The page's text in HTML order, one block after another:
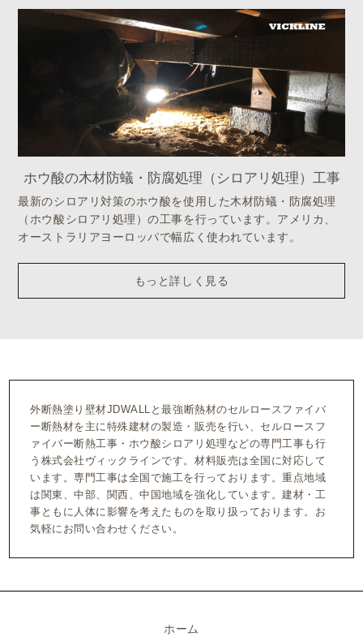
ホウ酸の木材防蟻・防腐処理（シロアリ処理）工事
最新のシロアリ対策のホウ酸を使用した木材防蟻・防腐処理
（ホウ酸シロアリ処理）の工事を行っています。アメリカ、
オーストラリアヨーロッパで幅広く使われています。
もっと詳しく見る
外断熱塗り壁材JDWALLと最強断熱材のセルロースファイバ
ー断熱材を主に特殊建材の製造・販売を行い、セルロースフ
ァイバー断熱工事・ホウ酸シロアリ処理などの専門工事も行
う株式会社ヴィックラインです。材料販売は全国に対応して
います。専門工事は全国で施工を行っております。重点地域
は関東、中部、関西、中国地域を強化しています。建材・工
事ともに人体に影響を考えたものを取り扱っております。お
気軽にお問い合わせください。
ホーム